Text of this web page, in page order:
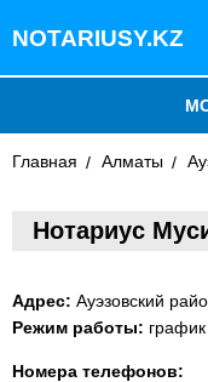
NOTARIUSY.KZ
БЛОГ
ДОБАВИТЬ
Главная Алматы
Нотариус
Адрес: Ауэзовский
Режим работы:
Номера телефонов: